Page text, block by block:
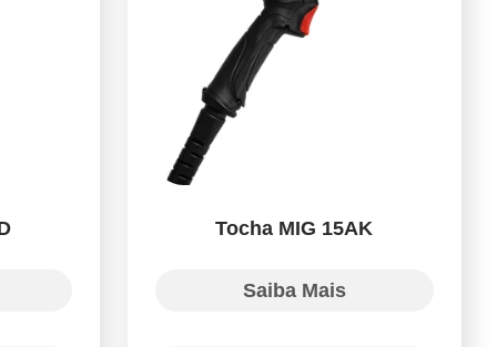
Tocha MIG 15AK
Saiba Mais